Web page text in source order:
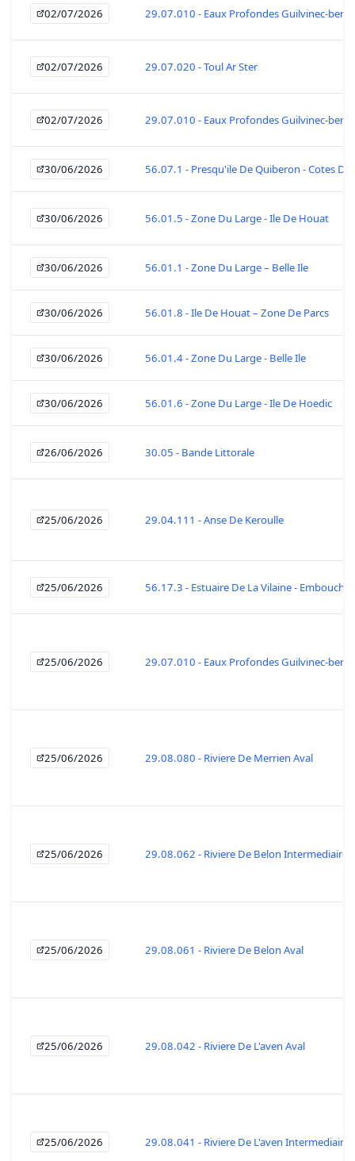
02/07/2026 29.07.010 - Eaux Profondes Guilvinec-
02/07/2026 29.07.020 - Toul Ar Ster
02/07/2026 29.07.010 - Eaux Profondes Guilvinec-
30/06/2026 56.07.1 - Presqu'ile De Quiberon - Cotes
30/06/2026 56.01.5 - Zone Du Large - Ile De Houat
30/06/2026 56.01.1 - Zone Du Large – Belle Ile
30/06/2026 56.01.8 - Ile De Houat – Zone De Parcs
30/06/2026 56.01.4 - Zone Du Large - Belle Ile
30/06/2026 56.01.6 - Zone Du Large - Ile De Hoedic
26/06/2026 30.05 - Bande Littorale
25/06/2026 29.04.111 - Anse De Keroulle
25/06/2026 56.17.3 - Estuaire De La Vilaine -
25/06/2026 29.07.010 - Eaux Profondes Guilvinec-
25/06/2026 29.08.080 - Riviere De Merrien Aval
25/06/2026 29.08.062 - Riviere De Belon Intermediaire
25/06/2026 29.08.061 - Riviere De Belon Aval
25/06/2026 29.08.042 - Riviere De L'aven Aval
25/06/2026 29.08.041 - Riviere De L'aven Intermediaire